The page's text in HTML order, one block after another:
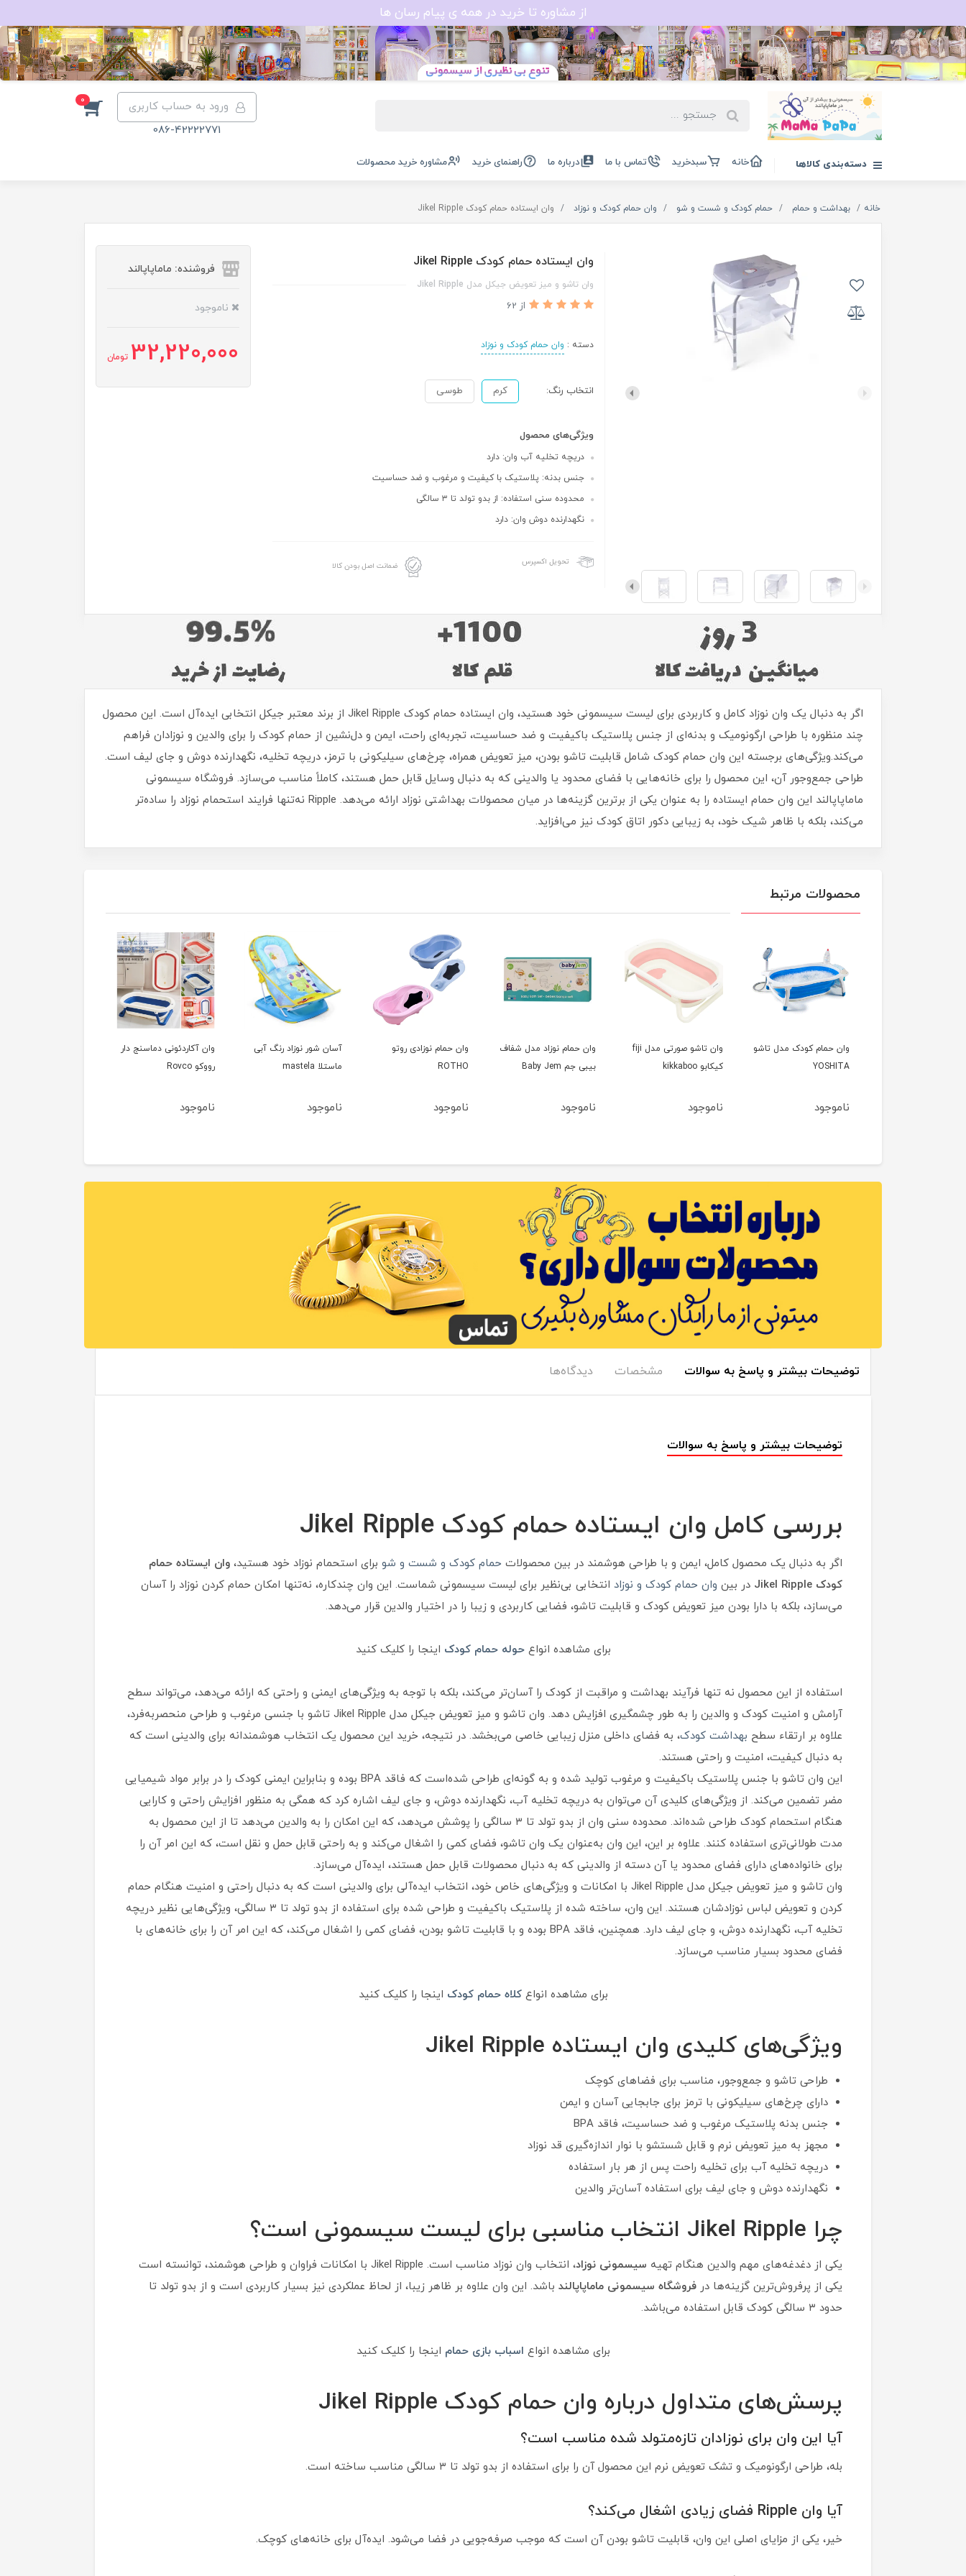
از مشاوره تا خرید در همه ی پیام رسان ها
ورود به حساب کاربری
086-42222771
0
دسته‌بندی کالاها خانه سبدخرید تماس با ما درباره ما راهنمای خرید مشاوره خرید محصولات
خانه بهداشت و حمام حمام کودک و شست و شو وان حمام کودک و نوزاد وان ایستاده حمام کودک Jikel Ripple
وان ایستاده حمام کودک Jikel Ripple
وان تاشو و میز تعویض جیکل مدل‬ ‫Jikel Ripple‬
از 62
دسته : وان حمام کودک و نوزاد
انتخاب رنگ: کرم طوسی
ویژگی‌های محصول
دریچه تخلیه آب وان: دارد
جنس بدنه: پلاستیک با کیفیت و مرغوب و ضد حساسیت
محدوده سنی استفاده: از بدو تولد تا ۳ سالگی
نگهدارنده دوش وان: دارد
تحویل اکسپرس ضمانت اصل بودن کالا
فروشنده: ماماپاپالند
ناموجود
32,220,000 تومان
اگر به دنبال یک وان نوزاد کامل و کاربردی برای لیست سیسمونی خود هستید، وان ایستاده حمام کودک Jikel Ripple از برند معتبر جیکل انتخابی ایده‌آل است. این محصول
چند منظوره با طراحی ارگونومیک و بدنه‌ای از جنس پلاستیک باکیفیت و ضد حساسیت، تجربه‌ای راحت، ایمن و دل‌نشین از حمام کودک را برای والدین و نوزادان فراهم
می‌کند.ویژگی‌های برجسته این وان حمام کودک شامل قابلیت تاشو بودن، میز تعویض همراه، چرخ‌های سیلیکونی با ترمز، دریچه تخلیه، نگهدارنده دوش و جای لیف است.
طراحی جمع‌وجور آن، این محصول را برای خانه‌هایی با فضای محدود یا والدینی که به دنبال وسایل قابل حمل هستند، کاملاً مناسب می‌سازد. فروشگاه سیسمونی
ماماپاپالند این وان حمام ایستاده را به عنوان یکی از برترین گزینه‌ها در میان محصولات بهداشتی نوزاد ارائه می‌دهد. Ripple نه‌تنها فرایند استحمام نوزاد را ساده‌تر
می‌کند، بلکه با ظاهر شیک خود، به زیبایی دکور اتاق کودک نیز می‌افزاید.
محصولات مرتبط
وان حمام کودک مدل تاشو
YOSHITA
ناموجود
وان تاشو صورتی مدل fiji
کیکابو kikkaboo
ناموجود
وان حمام نوزاد مدل شفاف
بیبی جم Baby Jem
ناموجود
وان حمام نوزادی روتو
ROTHO
ناموجود
آسان شور نوزاد رنگ آبی
ماستلا mastela
ناموجود
وان آکاردئونی دماسنج دار
رووکو Rovco
ناموجود
توضیحات بیشتر و پاسخ به سوالات مشخصات دیدگاه‌ها
توضیحات بیشتر و پاسخ به سوالات
بررسی کامل وان ایستاده حمام کودک Jikel Ripple
اگر به دنبال یک محصول کامل، ایمن و با طراحی هوشمند در بین محصولات حمام کودک و شست و شو برای استحمام نوزاد خود هستید، وان ایستاده حمام
کودک Jikel Ripple
در بین وان حمام کودک و نوزاد انتخابی بی‌نظیر برای لیست سیسمونی شماست. این وان چندکاره، نه‌تنها امکان حمام کردن نوزاد را آسان
می‌سازد، بلکه با دارا بودن میز تعویض کودک و قابلیت تاشو، فضایی کاربردی و زیبا را در اختیار والدین قرار می‌دهد.
برای مشاهده انواعحوله حمام کودک اینجا را کلیک کنید
استفاده از این محصول نه تنها فرآیند بهداشت و مراقبت از کودک را آسان‌تر می‌کند، بلکه با توجه به ویژگی‌های ایمنی و راحتی که ارائه می‌دهد، می‌تواند سطح
آرامش و امنیت کودک و والدین را به طور چشمگیری افزایش دهد. ‫وان تاشو و میز تعویض جیکل مدل‬ ‫Jikel Ripple‬ تاشو با جنسی مرغوب و طراحی منحصربه‌فرد،
علاوه بر ارتقاء سطح بهداشت کودک، به فضای داخلی منزل زیبایی خاصی می‌بخشد. در نتیجه، خرید این محصول یک انتخاب هوشمندانه برای والدینی است که
به دنبال کیفیت، امنیت و راحتی هستند.
این وان تاشو با جنس پلاستیک باکیفیت و مرغوب تولید شده و به گونه‌ای طراحی شده‌است که فاقد BPA بوده و بنابراین ایمنی کودک را در برابر مواد شیمیایی
مضر تضمین می‌کند. از ویژگی‌های کلیدی آن می‌توان به دریچه تخلیه آب، نگهدارنده دوش، و جای لیف اشاره کرد که همگی به منظور افزایش راحتی و کارایی
هنگام استحمام کودک طراحی شده‌اند. محدوده سنی وان از بدو تولد تا ۳ سالگی را پوشش می‌دهد، که این امکان را به والدین می‌دهد تا از این محصول به
مدت طولانی‌تری استفاده کنند. علاوه بر این، این وان به‌عنوان یک وان تاشو، فضای کمی را اشغال می‌کند و به راحتی قابل حمل و نقل است، که این امر آن را
برای خانواده‌های دارای فضای محدود یا آن دسته از والدینی که به دنبال محصولات قابل حمل هستند، ایده‌آل می‌سازد.
وان تاشو و میز تعویض جیکل مدل Jikel Ripple با امکانات و ویژگی‌های خاص خود، انتخاب ایده‌آلی برای والدینی است که به دنبال راحتی و امنیت هنگام حمام
کردن و تعویض لباس نوزادشان هستند. این وان، ساخته شده از پلاستیک باکیفیت و طراحی شده برای استفاده از بدو تولد تا ۳ سالگی، ویژگی‌هایی نظیر دریچه
تخلیه آب، نگهدارنده دوش، و جای لیف دارد. همچنین، فاقد BPA بوده و با قابلیت تاشو بودن، فضای کمی را اشغال می‌کند، که این امر آن را برای خانه‌های با
فضای محدود بسیار مناسب می‌سازد.
برای مشاهده انواعکلاه حمام کودک اینجا را کلیک کنید
ویژگی‌های کلیدی وان ایستاده Jikel Ripple
طراحی تاشو و جمع‌وجور، مناسب برای فضاهای کوچک
دارای چرخ‌های سیلیکونی با ترمز برای جابجایی آسان و ایمن
جنس بدنه پلاستیک مرغوب و ضد حساسیت، فاقد BPA
مجهز به میز تعویض نرم و قابل شستشو با نوار اندازه‌گیری قد نوزاد
دریچه تخلیه آب برای تخلیه راحت پس از هر بار استفاده
نگهدارنده دوش و جای لیف برای استفاده آسان‌تر والدین
چرا Jikel Ripple انتخاب مناسبی برای لیست سیسمونی است؟
یکی از دغدغه‌های مهم والدین هنگام تهیه سیسمونی نوزاد
، انتخاب وان نوزاد مناسب است. Jikel Ripple با امکانات فراوان و طراحی هوشمند، توانسته است
یکی از پرفروش‌ترین گزینه‌ها در فروشگاه سیسمونی ماماپاپالند باشد. این وان علاوه بر ظاهر زیبا، از لحاظ عملکردی نیز بسیار کاربردی است و از بدو تولد تا
حدود ۳ سالگی کودک قابل استفاده می‌باشد.
برای مشاهده انواع اسباب بازی حمام اینجا را کلیک کنید
پرسش‌های متداول درباره وان حمام کودک Jikel Ripple
آیا این وان برای نوزادان تازه‌متولد شده مناسب است؟
بله، طراحی ارگونومیک و تشک تعویض نرم این محصول آن را برای استفاده از بدو تولد تا ۳ سالگی مناسب ساخته است.
آیا وان Ripple فضای زیادی اشغال می‌کند؟
خیر، یکی از مزایای اصلی این وان، قابلیت تاشو بودن آن است که موجب صرفه‌جویی در فضا می‌شود. ایده‌آل برای خانه‌های کوچک.